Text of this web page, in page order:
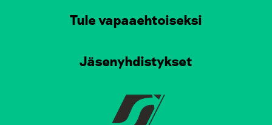
Tule vapaaehtoiseksi
Jäsenyhdistykset